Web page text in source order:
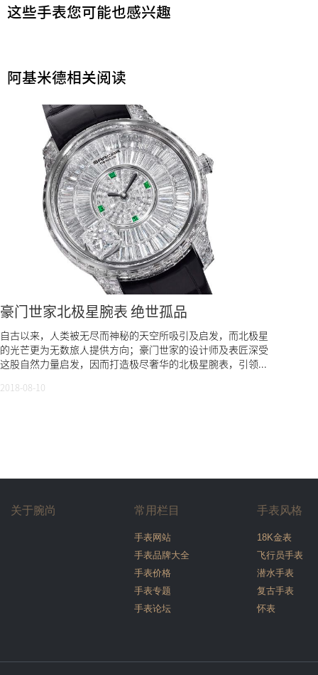
这些手表您可能也感兴趣
阿基米德相关阅读
豪门世家北极星腕表 绝世孤品
自古以来，人类被无尽而神秘的天空所吸引及启发，而北极星
的光芒更为无数旅人提供方向；豪门世家的设计师及表匠深受
这股自然力量启发，因而打造极尽奢华的北极星腕表，引领...
2018-08-10
关于腕尚 常用栏目
手表网站
手表品牌大全
手表价格
手表专题
手表论坛
手表风格
18K金表
飞行员手表
潜水手表
复古手表
怀表